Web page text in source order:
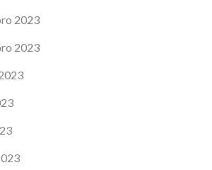
2023
2023